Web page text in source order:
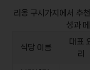
리옹 구시가지에서 추
성과
식당 이름
대표
리